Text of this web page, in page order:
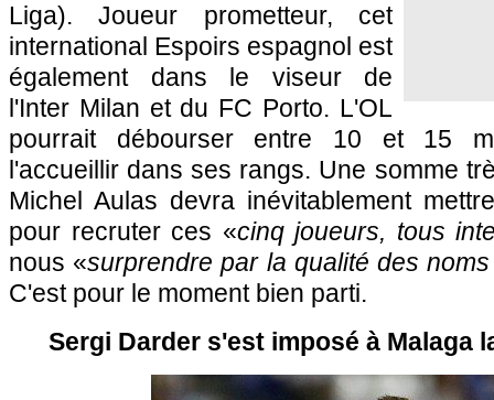
Liga). Joueur prometteur, cet
international Espoirs espagnol est
également dans le viseur de
l'Inter Milan et du FC Porto. L'OL
pourrait débourser entre 10 et 15
l'accueillir dans ses rangs. Une somme
Michel Aulas devra inévitablement
pour recruter ces «cinq joueurs, tous
nous «surprendre par la qualité des
C'est pour le moment bien parti.
Sergi Darder s'est imposé à Malaga